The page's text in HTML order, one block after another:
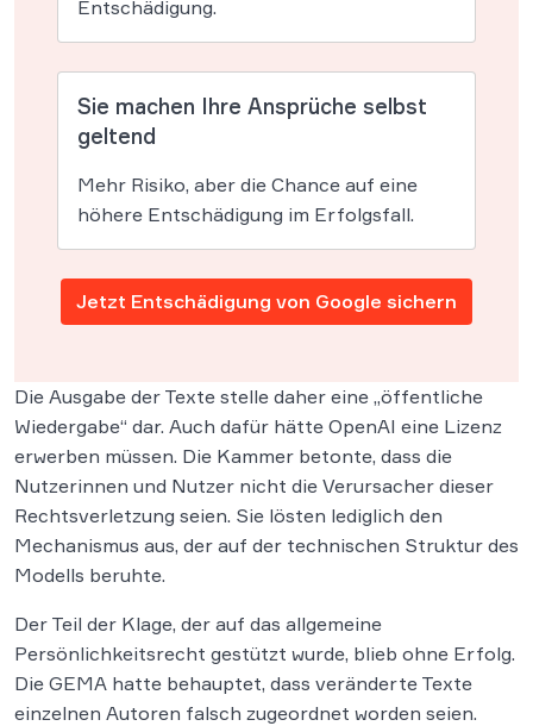
Entschädigung.
Sie machen Ihre Ansprüche selbst
geltend
Mehr Risiko, aber die Chance auf eine
höhere Entschädigung im Erfolgsfall.
Jetzt Entschädigung von Google sichern
Die Ausgabe der Texte stelle daher eine „öffentliche
Wiedergabe“ dar. Auch dafür hätte OpenAI eine Lizenz
erwerben müssen. Die Kammer betonte, dass die
Nutzerinnen und Nutzer nicht die Verursacher dieser
Rechtsverletzung seien. Sie lösten lediglich den
Mechanismus aus, der auf der technischen Struktur des
Modells beruhte.
Der Teil der Klage, der auf das allgemeine
Persönlichkeitsrecht gestützt wurde, blieb ohne Erfolg.
Die GEMA hatte behauptet, dass veränderte Texte
einzelnen Autoren falsch zugeordnet worden seien.